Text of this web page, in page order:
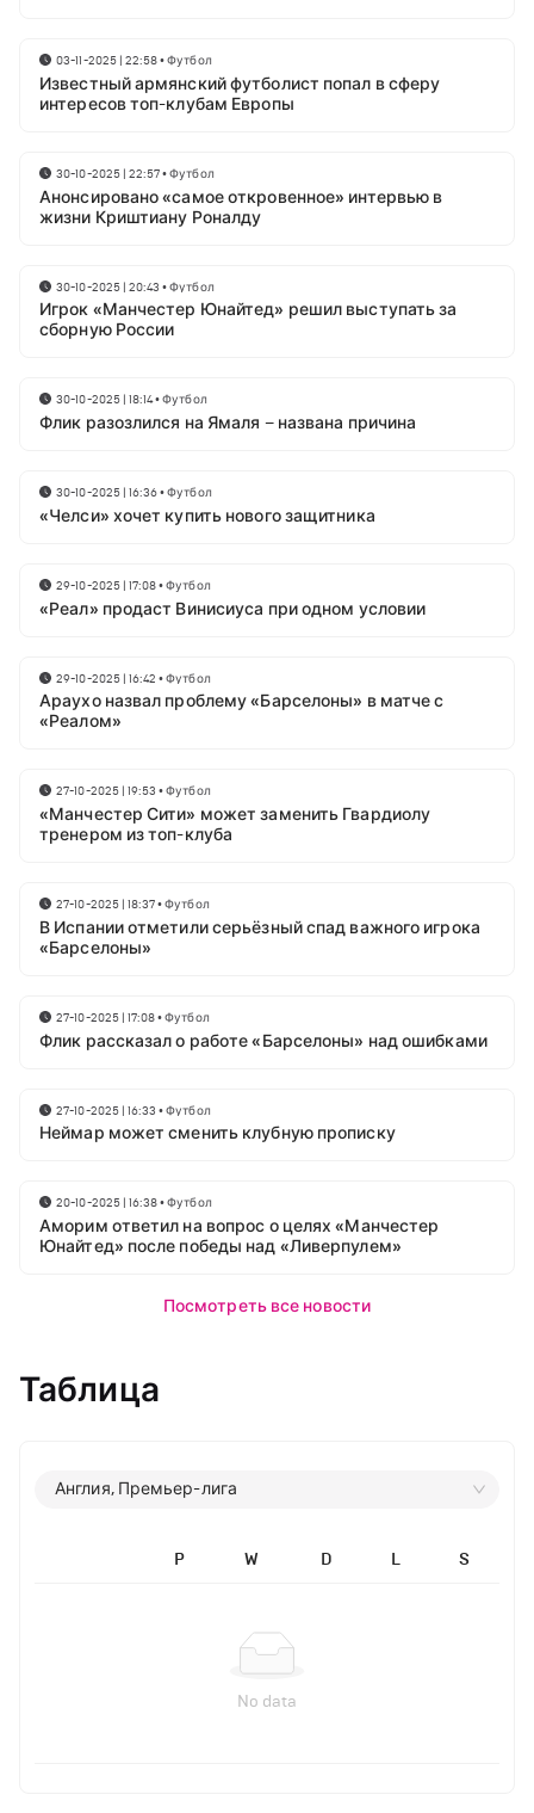
03-11-2025 | 22:58•Футбол
Известный армянский футболист попал в сферу
интересов топ-клубам Европы
30-10-2025 | 22:57•Футбол
Анонсировано «самое откровенное» интервью в
жизни Криштиану Роналду
30-10-2025 | 20:43 •Футбол
Игрок «Манчестер Юнайтед» решил выступать за
сборную России
30-10-2025 | 18:14•Футбол
Флик разозлился на Ямаля – названа причина
30-10-2025 | 16:36•Футбол
«Челси» хочет купить нового защитника
29-10-2025 | 17:08•Футбол
«Реал» продаст Винисиуса при одном условии
29-10-2025 | 16:42 •Футбол
Араухо назвал проблему «Барселоны» в матче с
«Реалом»
27-10-2025 | 19:53 •Футбол
«Манчестер Сити» может заменить Гвардиолу
тренером из топ-клуба
27-10-2025 | 18:37•Футбол
В Испании отметили серьёзный спад важного игрока
«Барселоны»
27-10-2025 | 17:08•Футбол
Флик рассказал о работе «Барселоны» над ошибками
27-10-2025 | 16:33 •Футбол
Неймар может сменить клубную прописку
20-10-2025 | 16:38•Футбол
Аморим ответил на вопрос о целях «Манчестер
Юнайтед» после победы над «Ливерпулем»
Посмотреть все новости
Таблица
Англия, Премьер-лига
P W D L S
No data